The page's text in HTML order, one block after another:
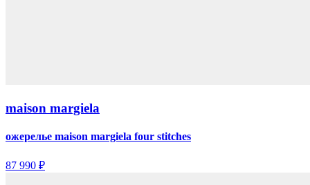
maison margiela
ожерелье maison margiela four stitches
87 990 ₽